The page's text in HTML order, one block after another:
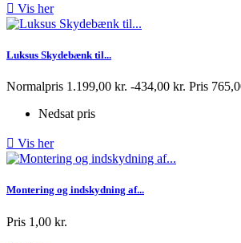
 Vis her
Luksus Skydebænk til...
Normalpris 1.199,00 kr. -434,00 kr. Pris
Nedsat pris
 Vis her
Montering og indskydning af...
Pris 1,00 kr.